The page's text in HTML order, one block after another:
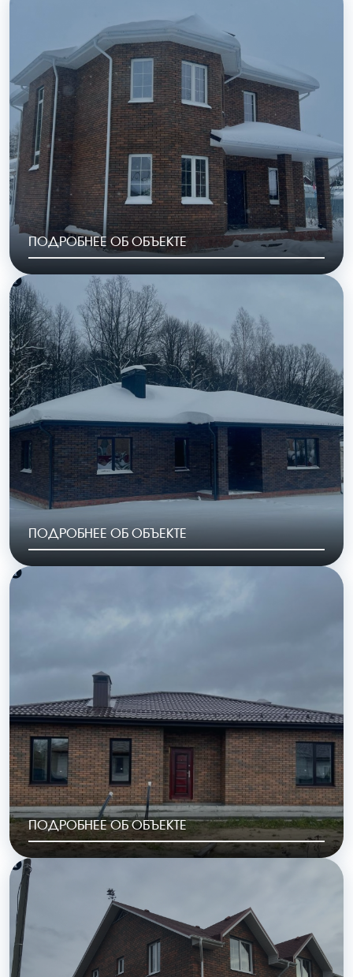
2023
ОБЩАЯ ПЛОЩАДЬ
254 м2
СТОИМОСТЬ
10 693 000 руб.
ПОДРОБНЕЕ ОБ ОБЪЕКТЕ
РАЙОН
Калуга мкр.
Малинники
ОБЩАЯ ПЛОЩАДЬ
184 м2
СТОИМОСТЬ
8 662 000 руб.
ПОДРОБНЕЕ ОБ ОБЪЕКТЕ
ПОДРОБНЕЕ ОБ ОБЪЕКТЕ
РАЙОН
ОБЩАЯ ПЛОЩАДЬ
СТОИМОСТЬ
6 076 000 руб.